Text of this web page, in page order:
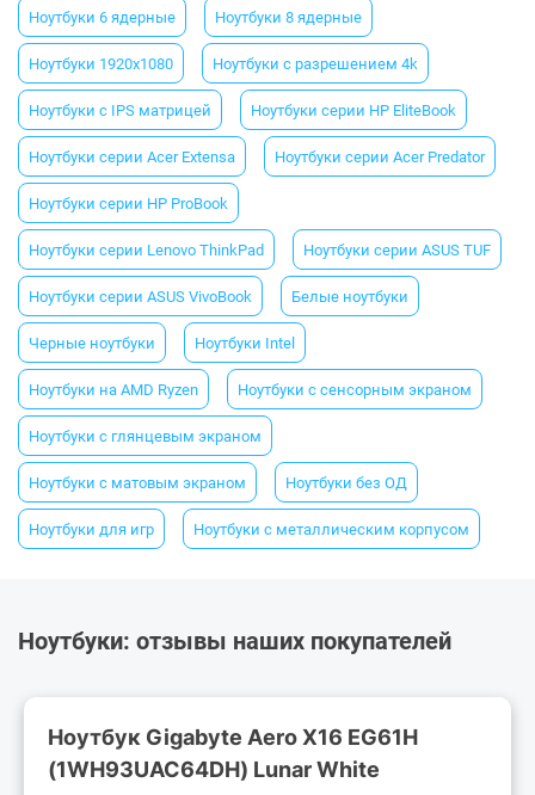
Ноутбуки 6 ядерные Ноутбуки 8 ядерные
Ноутбуки 1920x1080 Ноутбуки с разрешением 4k
Ноутбуки с IPS матрицей Ноутбуки серии HP EliteBook
Ноутбуки серии Acer Extensa Ноутбуки серии Acer Predator
Ноутбуки серии HP ProBook
Ноутбуки серии Lenovo ThinkPad Ноутбуки серии ASUS TUF
Ноутбуки серии ASUS VivoBook Белые ноутбуки
Черные ноутбуки Ноутбуки Intel
Ноутбуки на AMD Ryzen Ноутбуки с сенсорным экраном
Ноутбуки с глянцевым экраном
Ноутбуки с матовым экраном Ноутбуки без ОД
Ноутбуки для игр Ноутбуки с металлическим корпусом
Ноутбуки: отзывы наших покупателей
Ноутбук Gigabyte Aero X16 EG61H
(1WH93UAC64DH) Lunar White